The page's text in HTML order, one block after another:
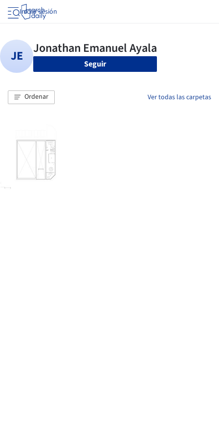
Iniciar sesión
Seguir
Ordenar Ver todas las carpetas